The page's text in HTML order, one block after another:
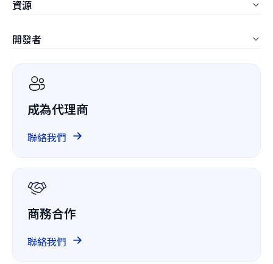
LynxPDF Web
管理控制台
製造業
IT服務業
醫療保健
金融
資源
白皮書
客戶案例
開發者
ComPDF SDK
ComPDF AI
ComPDF Cloud
GitHub 上的 ComPDF
成為代理商
聯絡我們
商務合作
聯絡我們